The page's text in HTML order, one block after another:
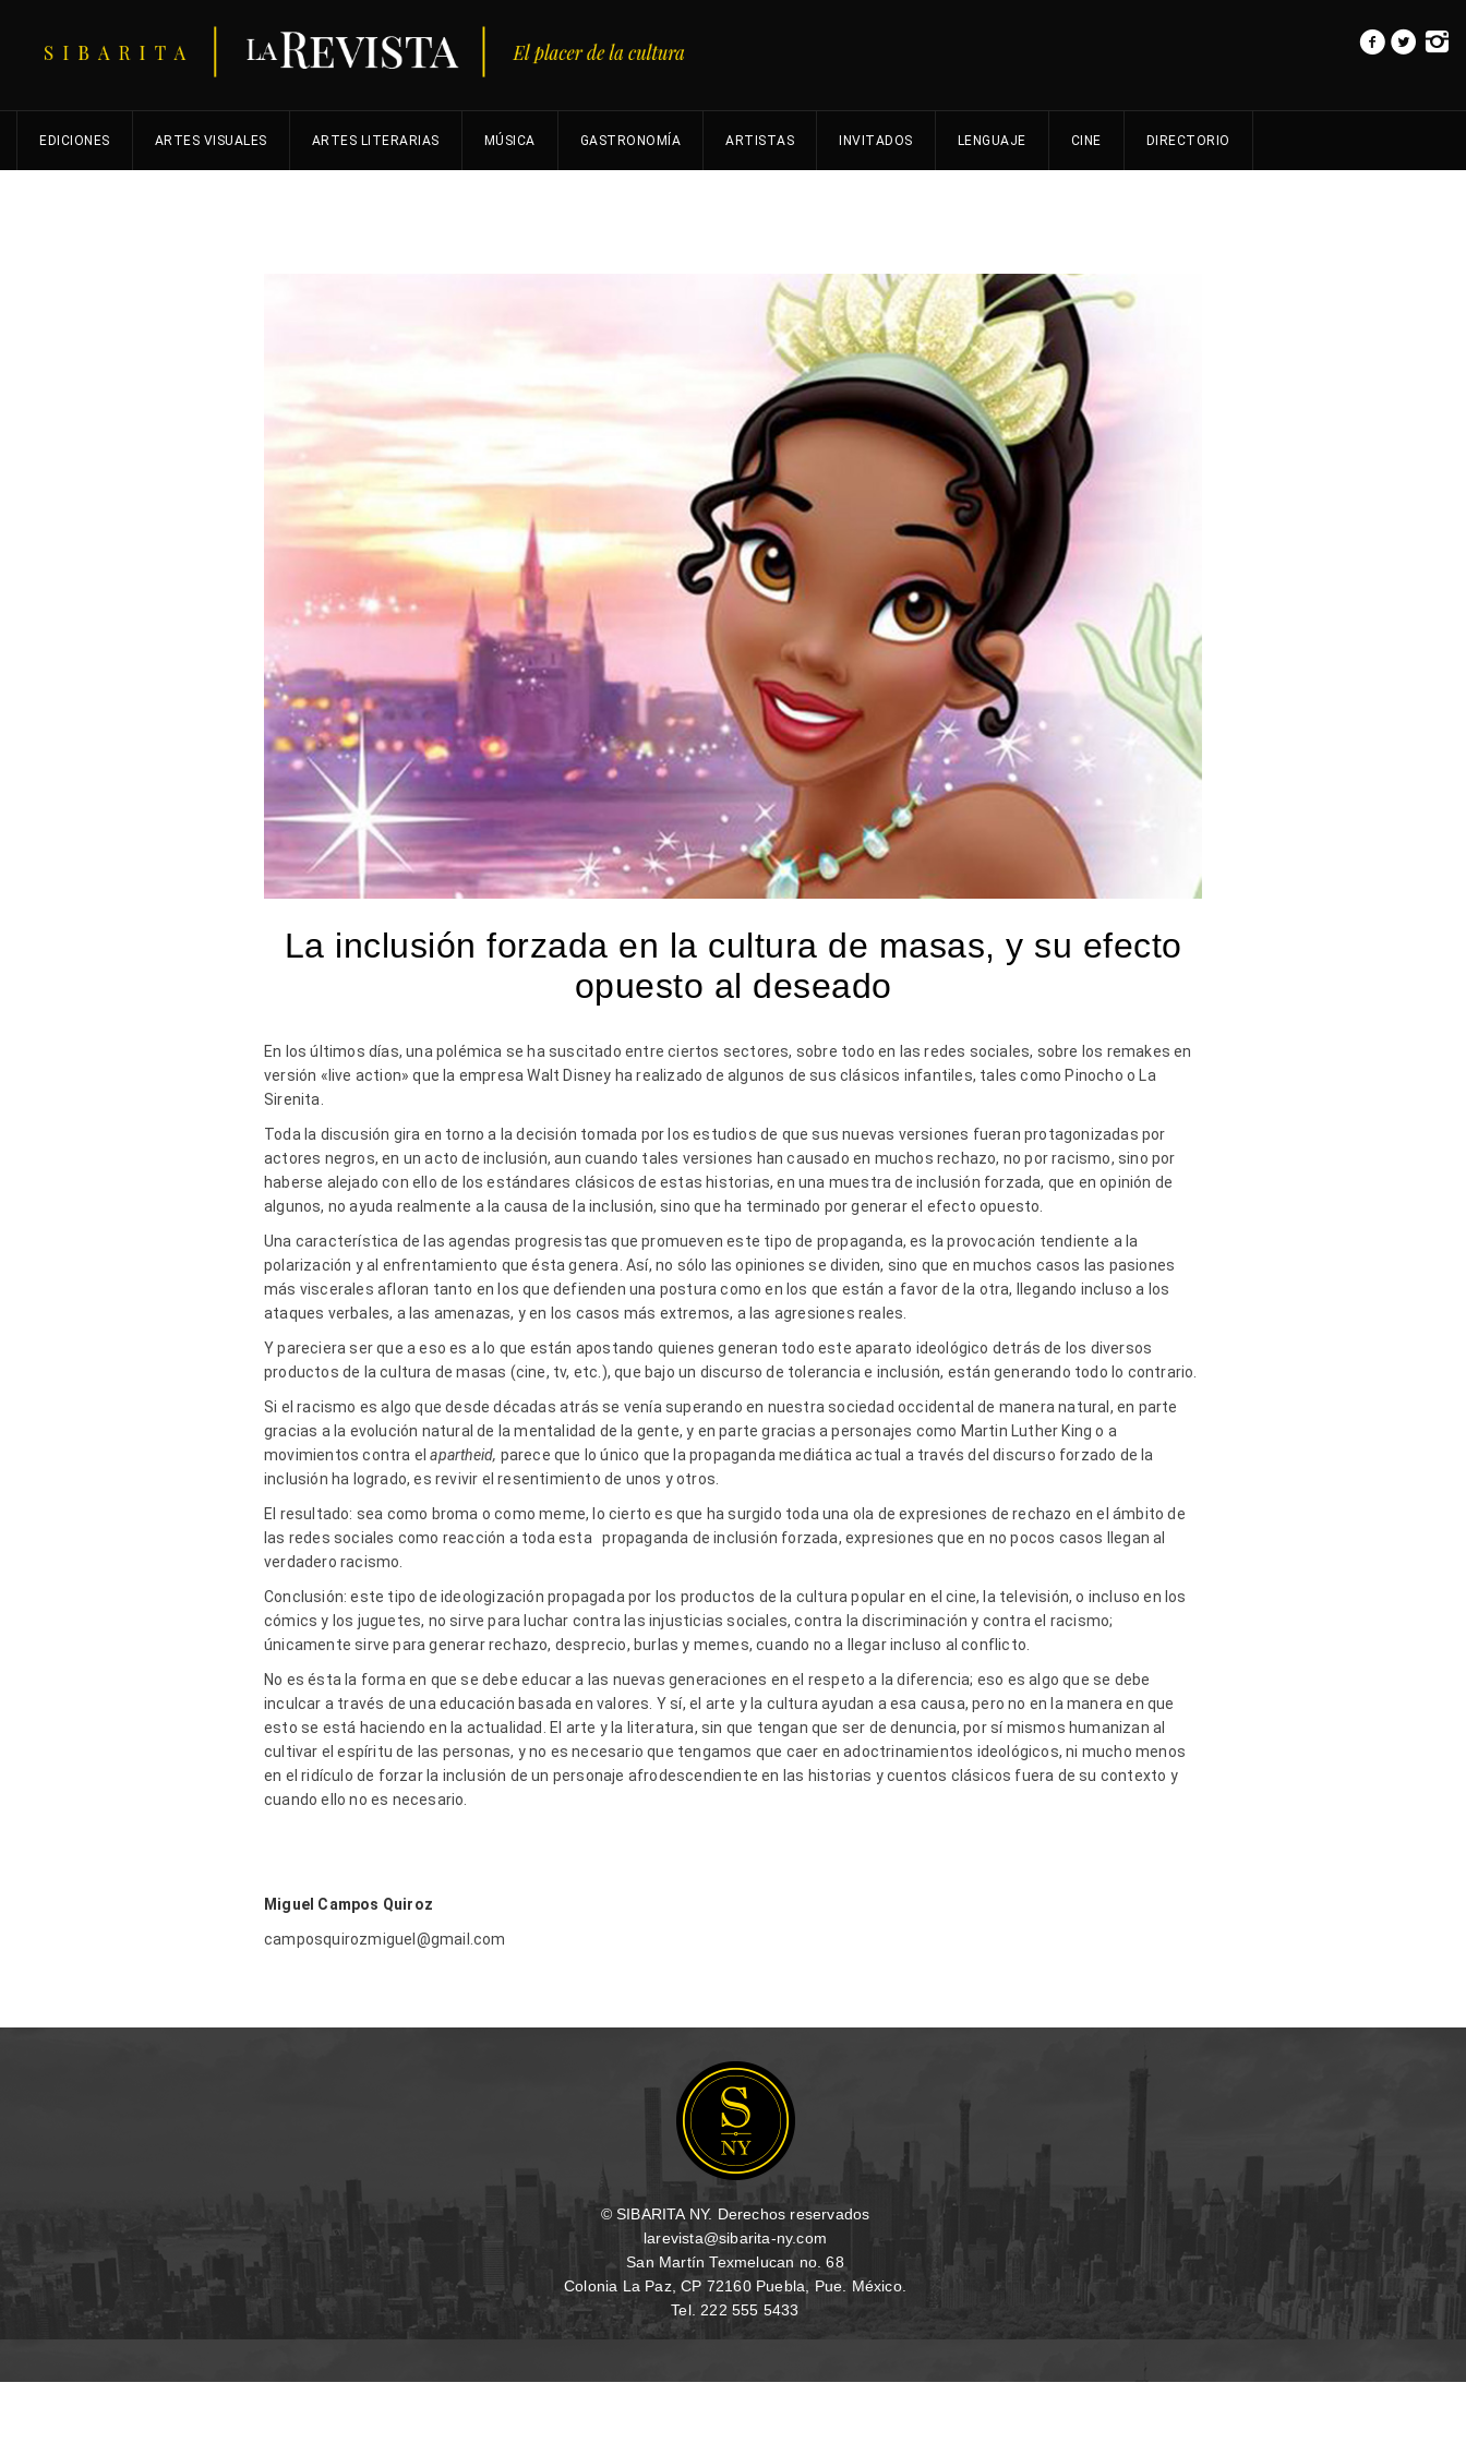
EDICIONES ARTES VISUALES ARTES LITERARIAS MÚSICA GASTRONOMÍA ARTISTAS INVITADOS LENGUAJE CINE DIRECTORIO
La inclusión forzada en la cultura de masas, y su efecto
opuesto al deseado
En los últimos días, una polémica se ha suscitado entre ciertos sectores, sobre todo en las redes sociales, sobre los remakes en
versión «live action» que la empresa Walt Disney ha realizado de algunos de sus clásicos infantiles, tales como Pinocho o La
Sirenita.
Toda la discusión gira en torno a la decisión tomada por los estudios de que sus nuevas versiones fueran protagonizadas por
actores negros, en un acto de inclusión, aun cuando tales versiones han causado en muchos rechazo, no por racismo, sino por
haberse alejado con ello de los estándares clásicos de estas historias, en una muestra de inclusión forzada, que en opinión de
algunos, no ayuda realmente a la causa de la inclusión, sino que ha terminado por generar el efecto opuesto.
Una característica de las agendas progresistas que promueven este tipo de propaganda, es la provocación tendiente a la
polarización y al enfrentamiento que ésta genera. Así, no sólo las opiniones se dividen, sino que en muchos casos las pasiones
más viscerales afloran tanto en los que defienden una postura como en los que están a favor de la otra, llegando incluso a los
ataques verbales, a las amenazas, y en los casos más extremos, a las agresiones reales.
Y pareciera ser que a eso es a lo que están apostando quienes generan todo este aparato ideológico detrás de los diversos
productos de la cultura de masas (cine, tv, etc.), que bajo un discurso de tolerancia e inclusión, están generando todo lo contrario.
Si el racismo es algo que desde décadas atrás se venía superando en nuestra sociedad occidental de manera natural, en parte
gracias a la evolución natural de la mentalidad de la gente, y en parte gracias a personajes como Martin Luther King o a
movimientos contra elapartheid, parece que lo único que la propaganda mediática actual a través del discurso forzado de la
inclusión ha logrado, es revivir el resentimiento de unos y otros.
El resultado: sea como broma o como meme, lo cierto es que ha surgido toda una ola de expresiones de rechazo en el ámbito de
las redes sociales como reacción a toda esta propaganda de inclusión forzada, expresiones que en no pocos casos llegan al
verdadero racismo.
Conclusión: este tipo de ideologización propagada por los productos de la cultura popular en el cine, la televisión, o incluso en los
cómics y los juguetes, no sirve para luchar contra las injusticias sociales, contra la discriminación y contra el racismo;
únicamente sirve para generar rechazo, desprecio, burlas y memes, cuando no a llegar incluso al conflicto.
No es ésta la forma en que se debe educar a las nuevas generaciones en el respeto a la diferencia; eso es algo que se debe
inculcar a través de una educación basada en valores. Y sí, el arte y la cultura ayudan a esa causa, pero no en la manera en que
esto se está haciendo en la actualidad. El arte y la literatura, sin que tengan que ser de denuncia, por sí mismos humanizan al
cultivar el espíritu de las personas, y no es necesario que tengamos que caer en adoctrinamientos ideológicos, ni mucho menos
en el ridículo de forzar la inclusión de un personaje afrodescendiente en las historias y cuentos clásicos fuera de su contexto y
cuando ello no es necesario.
Miguel Campos Quiroz
camposquirozmiguel@gmail.com
© SIBARITA NY. Derechos reservados
larevista@sibarita-ny.com
San Martín Texmelucan no. 68
Colonia La Paz, CP 72160 Puebla, Pue. México.
Tel. 222 555 5433